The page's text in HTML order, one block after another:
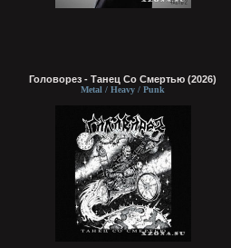
Головорез - Tанец Со Смертью (2026)
Metal / Heavy / Punk